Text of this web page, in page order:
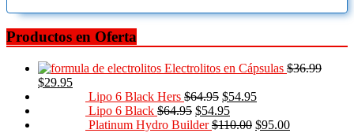
Productos en Oferta
Electrolitos en Cápsulas $36.99
$29.95
Lipo 6 Black Hers $64.95 $54.95
Lipo 6 Black $64.95 $54.95
Platinum Hydro Builder $110.00 $95.00